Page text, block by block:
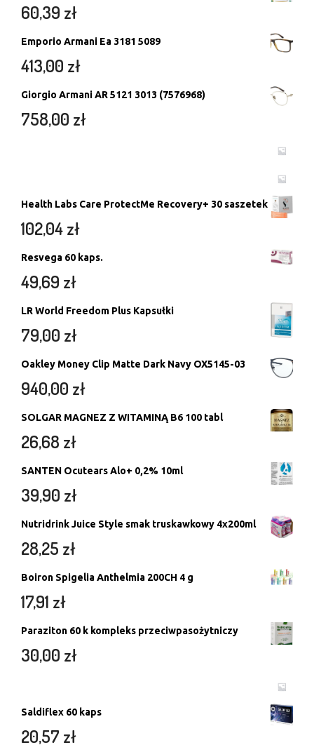
60,39 zł
Emporio Armani Ea 3181 5089
413,00 zł
Giorgio Armani AR 5121 3013 (7576968)
758,00 zł
Health Labs Care ProtectMe Recovery+ 30 saszetek
102,04zł
Resvega 60 kaps.
49,69 zł
LR World Freedom Plus Kapsułki
79,00 zł
Oakley Money Clip Matte Dark Navy OX5145-03
940,00 zł
SOLGAR MAGNEZ Z WITAMINĄ B6 100 tabl
26,68 zł
SANTEN Ocutears Alo+ 0,2% 10ml
39,90 zł
Nutridrink Juice Style smak truskawkowy 4x200ml
28,25 zł
Boiron Spigelia Anthelmia 200CH 4 g
17,91 zł
Paraziton 60 k kompleks przeciwpasożytniczy
30,00 zł
Saldiflex 60 kaps
20,57 zł